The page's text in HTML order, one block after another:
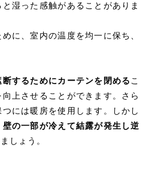
湿った感触があることがありま
に、室内の温度を均一に保ち、
するためにカーテンを閉めるこ
上させることができます。さら
には暖房を使用します。しかし
の一部が冷えて結露が発生し逆
しょう。